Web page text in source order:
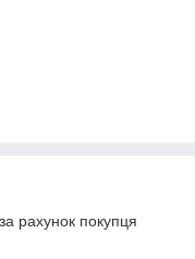
рахунок покупця